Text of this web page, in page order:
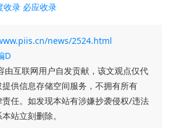
收录 必应收录
news/2524.html
D
由互联网用户自发贡献，该文观点仅代
供信息存储空间服务，不拥有所有
任。如发现本站有涉嫌抄袭侵权/违法
站立刻删除。